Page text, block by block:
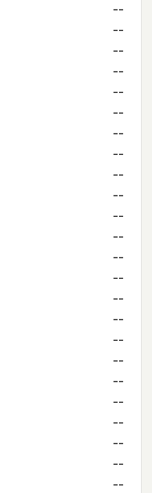
--
--
--
--
--
--
--
--
--
--
--
--
--
--
--
--
--
--
--
--
--
--
--
--